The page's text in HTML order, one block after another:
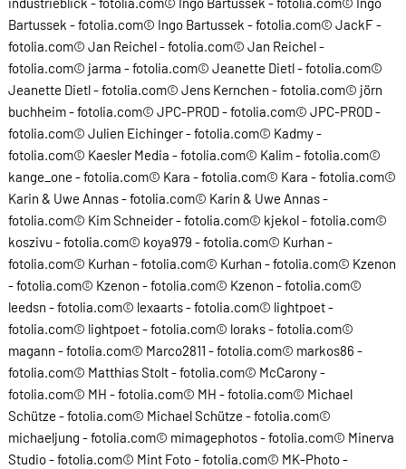
Bartussek - fotolia.com© Ingo Bartussek - fotolia.com© JackF -
fotolia.com© Jan Reichel - fotolia.com© Jan Reichel -
fotolia.com© jarma - fotolia.com© Jeanette Dietl - fotolia.com©
Jeanette Dietl - fotolia.com© Jens Kernchen - fotolia.com© jörn
buchheim - fotolia.com© JPC-PROD - fotolia.com© JPC-PROD -
fotolia.com© Julien Eichinger - fotolia.com© Kadmy -
fotolia.com© Kaesler Media - fotolia.com© Kalim - fotolia.com©
kange_one - fotolia.com© Kara - fotolia.com© Kara - fotolia.com©
Karin & Uwe Annas - fotolia.com© Karin & Uwe Annas -
fotolia.com© Kim Schneider - fotolia.com© kjekol - fotolia.com©
koszivu - fotolia.com© koya979 - fotolia.com© Kurhan -
fotolia.com© Kurhan - fotolia.com© Kurhan - fotolia.com© Kzenon
- fotolia.com© Kzenon - fotolia.com© Kzenon - fotolia.com©
leedsn - fotolia.com© lexaarts - fotolia.com© lightpoet -
fotolia.com© lightpoet - fotolia.com© loraks - fotolia.com©
magann - fotolia.com© Marco2811 - fotolia.com© markos86 -
fotolia.com© Matthias Stolt - fotolia.com© McCarony -
fotolia.com© MH - fotolia.com© MH - fotolia.com© Michael
Schütze - fotolia.com© Michael Schütze - fotolia.com©
michaeljung - fotolia.com© mimagephotos - fotolia.com© Minerva
Studio - fotolia.com© Mint Foto - fotolia.com© MK-Photo -